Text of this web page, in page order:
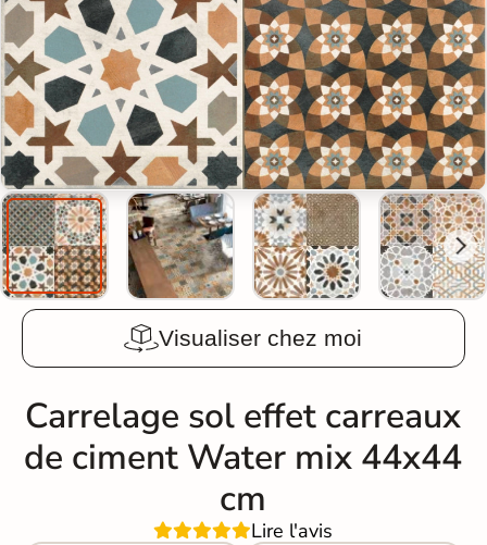
Visualiser chez moi
Carrelage sol effet carreaux
de ciment Water mix 44x44
cm
Lire l'avis